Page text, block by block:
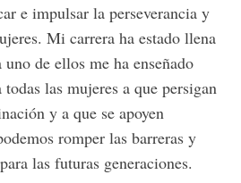
e impulsar la perseverancia y
Mi carrera ha estado llena
de ellos me ha enseñado
las mujeres a que persigan
y a que se apoyen
romper las barreras y
las futuras generaciones.